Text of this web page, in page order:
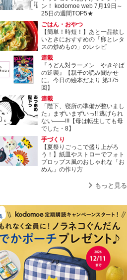
ン！ kodomoe web 7月19日～
25日の週間TOP5★
ごはん・おやつ
【簡単！時短！】あと一品欲し
いときにおすすめの「卵とレタ
スの炒めもの」のレシピ
連載
『うどん対ラーメン やきそば
の逆襲』【親子の読み聞かせ
に。今日の絵本だより 第375
回】
連載
「陛下、寝所の準備が整いまし
た」まずいまずいっ!! 逃げられ
ない――!!!【母は転生しても母
でした・8】
手づくり
【夏祭りごっこで盛り上がろ
う！】紙皿やストローでフォト
プロップス風のおしゃれな「お
めん」の作り方
もっと見る